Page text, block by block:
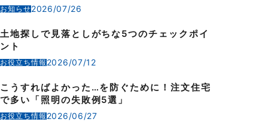
お知らせ2026/07/26
土地探しで見落としがちな5つのチェックポイ
ント
お役立ち情報2026/07/12
こうすればよかった…を防ぐために！注文住宅
で多い「照明の失敗例5選」
お役立ち情報2026/06/27